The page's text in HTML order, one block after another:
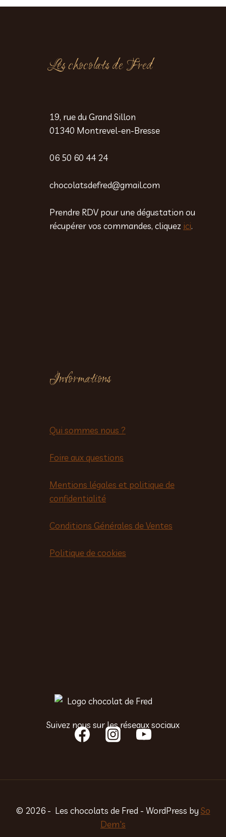
Les chocolats de Fred
19, rue du Grand Sillon
01340 Montrevel-en-Bresse
06 50 60 44 24
chocolatsdefred@gmail.com
Prendre RDV pour une dégustation ou
récupérer vos commandes, cliquez ici.
Informations
Qui sommes nous ?
Foire aux questions
Mentions légales et politique de
confidentialité
Conditions Générales de Ventes
Politique de cookies
Suivez nous sur les réseaux sociaux
© 2026 - Les chocolats de Fred - WordPress by So
Dem's